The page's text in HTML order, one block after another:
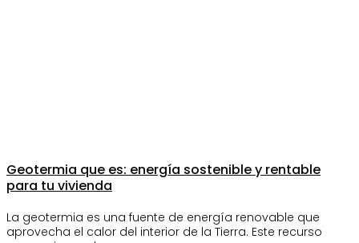
Geotermia que es: energía sostenible y rentable
para tu vivienda
La geotermia es una fuente de energía renovable que
aprovecha el calor del interior de la Tierra. Este recurso